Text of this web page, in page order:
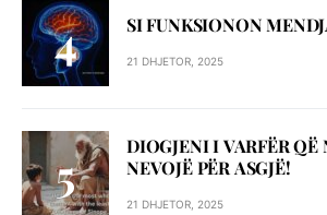
SI FUNKSIONON
21 DHJETOR, 2025
DIOGJENI I VARFËR QË
NEVOJË PËR ASGJË!
21 DHJETOR, 2025